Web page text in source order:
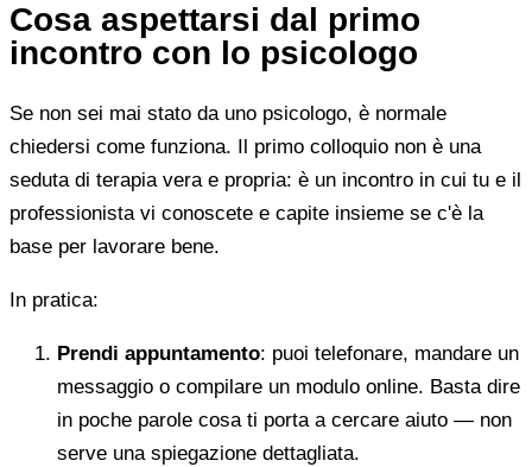
Cosa aspettarsi dal primo
incontro con lo psicologo
Se non sei mai stato da uno psicologo, è normale
chiedersi come funziona. Il primo colloquio non è una
seduta di terapia vera e propria: è un incontro in cui tu e il
professionista vi conoscete e capite insieme se c'è la
base per lavorare bene.
In pratica:
Prendi appuntamento: puoi telefonare, mandare un
messaggio o compilare un modulo online. Basta dire
in poche parole cosa ti porta a cercare aiuto — non
serve una spiegazione dettagliata.